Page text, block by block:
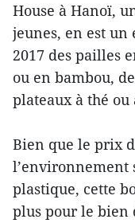
House à Hanoï,
jeunes, en est un
2017 des pailles
ou en bambou,
plateaux à thé ou
Bien que le prix
l’environnement
plastique, cette
plus pour le bien